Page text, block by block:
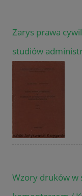
Zarys prawa
studiów
Wzory druków w